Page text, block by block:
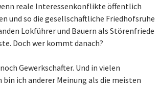
reale Interessenkonflikte öffentlich
und so die gesellschaftliche Friedhofsruhe
Lokführer und Bauern als Störenfriede
Doch wer kommt danach?
Gewerkschafter. Und in vielen
ich anderer Meinung als die meisten